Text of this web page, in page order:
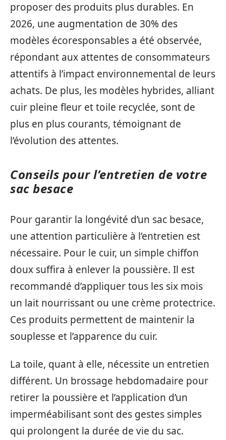
proposer des produits plus durables. En
2026, une augmentation de 30% des
modèles écoresponsables a été observée,
répondant aux attentes de consommateurs
attentifs à l’impact environnemental de leurs
achats. De plus, les modèles hybrides, alliant
cuir pleine fleur et toile recyclée, sont de
plus en plus courants, témoignant de
l’évolution des attentes.
Conseils pour l’entretien de votre
sac besace
Pour garantir la longévité d’un sac besace,
une attention particulière à l’entretien est
nécessaire. Pour le cuir, un simple chiffon
doux suffira à enlever la poussière. Il est
recommandé d’appliquer tous les six mois
un lait nourrissant ou une crème protectrice.
Ces produits permettent de maintenir la
souplesse et l’apparence du cuir.
La toile, quant à elle, nécessite un entretien
différent. Un brossage hebdomadaire pour
retirer la poussière et l’application d’un
imperméabilisant sont des gestes simples
qui prolongent la durée de vie du sac.